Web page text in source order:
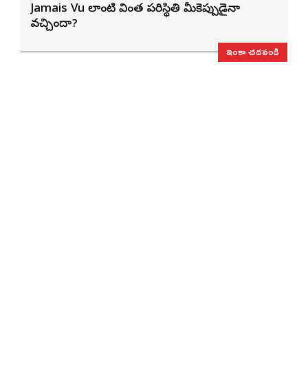
Jamais Vu లాంటి వింత పరిస్థితి మీకెప్పుడైనా
వచ్చిందా?
ఇంకా చదవండి